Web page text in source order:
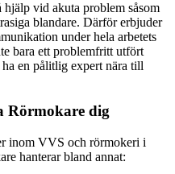
vid akuta problem såsom
blandare. Därför erbjuder
under hela arbetets
bara ett problemfritt utfört
en pålitlig expert nära till
Rörmokare dig
inom VVS och rörmokeri i
hanterar bland annat: